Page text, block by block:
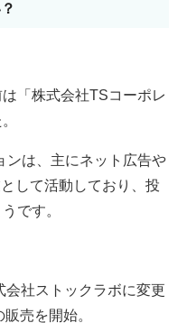
「株式会社TSコーポレ
ンは、主にネット広告や
して活動しており、投
です。
会社ストックラボに変更
売を開始。